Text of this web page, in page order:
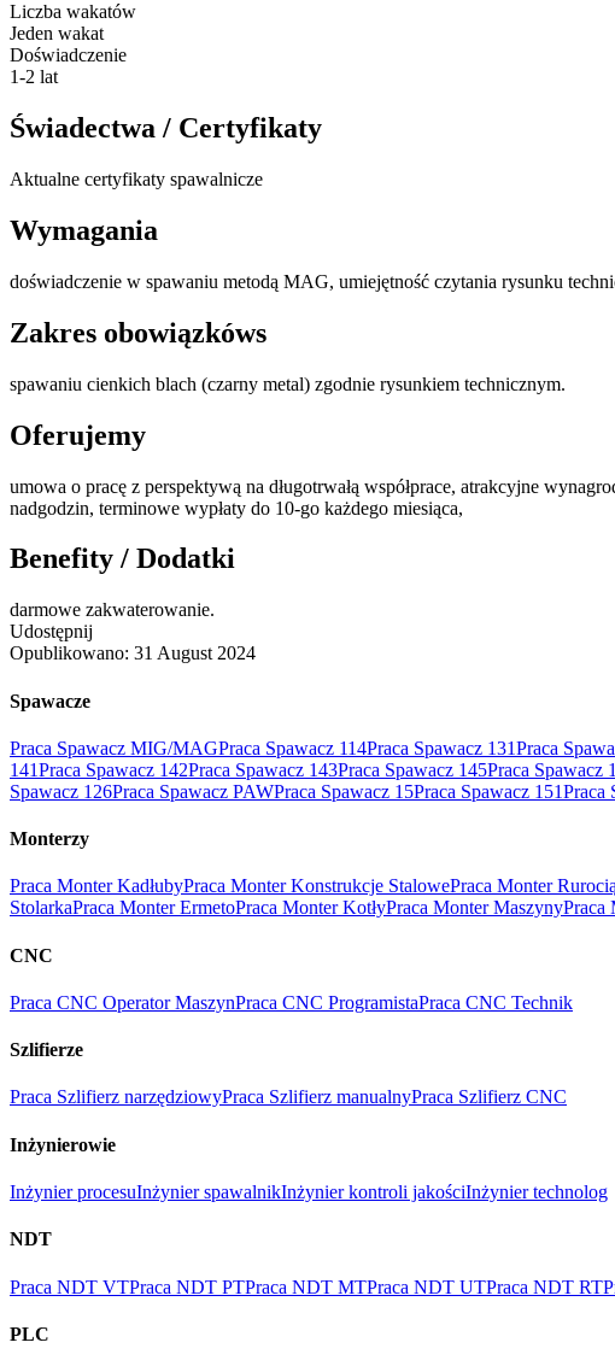
Liczba wakatów
Jeden wakat
Doświadczenie
1-2 lat
Świadectwa / Certyfikaty
Aktualne certyfikaty spawalnicze
Wymagania
doświadczenie w spawaniu metodą MAG, umiejętność czytania rysunku
Zakres obowiązkóws
spawaniu cienkich blach (czarny metal) zgodnie rysunkiem technicznym.
Oferujemy
umowa o pracę z perspektywą na długotrwałą współprace, atrakcyjne
nadgodzin, terminowe wypłaty do 10-go każdego miesiąca,
Benefity / Dodatki
darmowe zakwaterowanie.
Udostępnij
Opublikowano: 31 August 2024
Spawacze
Praca Spawacz MIG/MAGPraca Spawacz 114Praca Spawacz 131Praca
141Praca Spawacz 142Praca Spawacz 143Praca Spawacz 145Praca Spawacz
Spawacz 126Praca Spawacz PAWPraca Spawacz 15Praca Spawacz 151Praca
Monterzy
Praca Monter KadłubyPraca Monter Konstrukcje StalowePraca Monter
StolarkaPraca Monter ErmetoPraca Monter KotłyPraca Monter MaszynyPraca
CNC
Praca CNC Operator MaszynPraca CNC ProgramistaPraca CNC Technik
Szlifierze
Praca Szlifierz narzędziowyPraca Szlifierz manualnyPraca Szlifierz CNC
Inżynierowie
Inżynier procesuInżynier spawalnikInżynier kontroli jakościInżynier technolog
NDT
Praca NDT VTPraca NDT PTPraca NDT MTPraca NDT UTPraca NDT RT
PLC